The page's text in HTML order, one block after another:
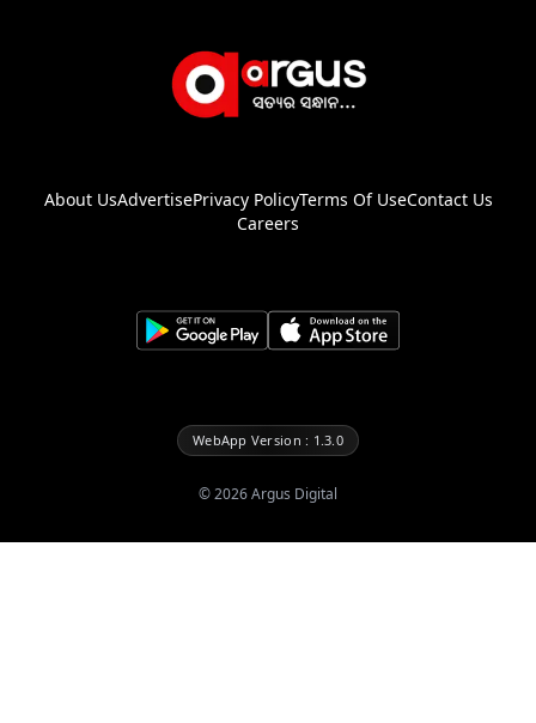
About UsAdvertisePrivacy PolicyTerms Of UseContact Us
Careers
WebApp Version : 1.3.0
©2026Argus Digital